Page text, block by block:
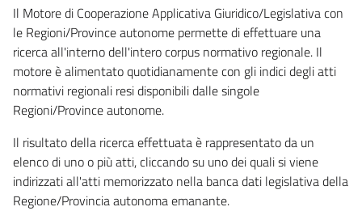
Il Motore di Cooperazione Applicativa Giuridico/Legislativa con
le Regioni/Province autonome permette di effettuare una
ricerca all'interno dell'intero corpus normativo regionale. Il
motore è alimentato quotidianamente con gli indici degli atti
normativi regionali resi disponibili dalle singole
Regioni/Province autonome.
Il risultato della ricerca effettuata è rappresentato da un
elenco di uno o più atti, cliccando su uno dei quali si viene
indirizzati all'atti memorizzato nella banca dati legislativa della
Regione/Provincia autonoma emanante.